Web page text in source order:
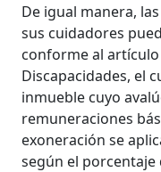
De igual manera,
sus cuidadores
conforme al artículo
Discapacidades, el
inmueble cuyo
remuneraciones
exoneración se
según el porcentaje